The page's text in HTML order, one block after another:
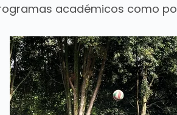
académicos como